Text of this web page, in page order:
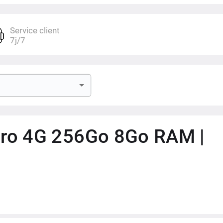
6x2.0 GHz Cortex-A55)
Service client
7j/7
4G 256Go 8Go RAM |